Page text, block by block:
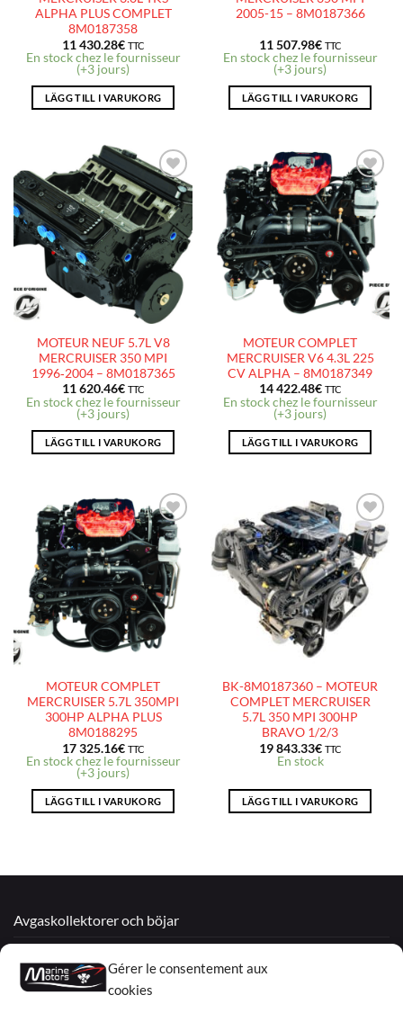
Gérer le consentement aux
cookies
ALPHA PLUS COMPLET
8M0187358
11 430.28€ TTC
En stock chez le fournisseur
(+3 jours)
LÄGG TILL I VARUKORG
2005-15 – 8M0187366
11 507.98€ TTC
En stock chez le fournisseur
(+3 jours)
LÄGG TILL I VARUKORG
AJOUTER
À LA
LISTE
D’ENVIES
MOTEUR NEUF 5.7L V8
MERCRUISER 350 MPI
1996‑2004 – 8M0187365
11 620.46€ TTC
En stock chez le fournisseur
(+3 jours)
LÄGG TILL I VARUKORG
AJOUTER
À LA
LISTE
D’ENVIES
MOTEUR COMPLET
MERCRUISER V6 4.3L 225
CV ALPHA – 8M0187349
14 422.48€ TTC
En stock chez le fournisseur
(+3 jours)
LÄGG TILL I VARUKORG
AJOUTER
À LA
LISTE
D’ENVIES
MOTEUR COMPLET
MERCRUISER 5.7L 350MPI
300HP ALPHA PLUS
8M0188295
17 325.16€ TTC
En stock chez le fournisseur
(+3 jours)
LÄGG TILL I VARUKORG
AJOUTER
À LA
LISTE
D’ENVIES
BK-8M0187360 – MOTEUR
COMPLET MERCRUISER
5.7L 350 MPI 300HP
BRAVO 1/2/3
19 843.33€ TTC
En stock
LÄGG TILL I VARUKORG
Avgaskollektorer och böjar
Mercruiser